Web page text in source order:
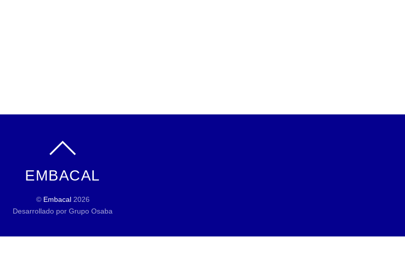
EMBACAL
© Embacal2026
Desarrollado por Grupo Osaba